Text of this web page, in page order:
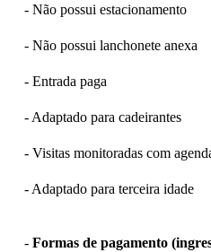
- Não possui estacionamento
- Não possui lanchonete anexa
- Entrada paga
- Adaptado para cadeirantes
- Visitas monitoradas com
- Adaptado para terceira idade
- Formas de pagamento